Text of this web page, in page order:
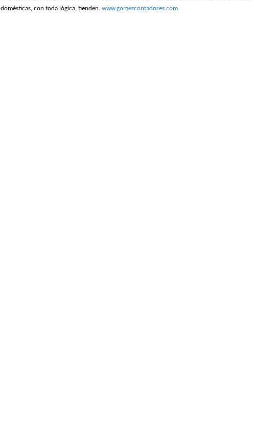
domésticas, con toda lógica, tienden. www.gomezcontadores.com